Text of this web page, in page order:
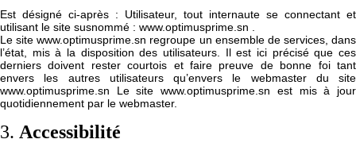
Est désigné ci-après : Utilisateur, tout internaute se connectant et
utilisant le site susnommé : www.optimusprime.sn .
Le site www.optimusprime.sn regroupe un ensemble de services, dans
l’état, mis à la disposition des utilisateurs. Il est ici précisé que ces
derniers doivent rester courtois et faire preuve de bonne foi tant
envers les autres utilisateurs qu’envers le webmaster du site
www.optimusprime.sn Le site www.optimusprime.sn est mis à jour
quotidiennement par le webmaster.
3. Accessibilité